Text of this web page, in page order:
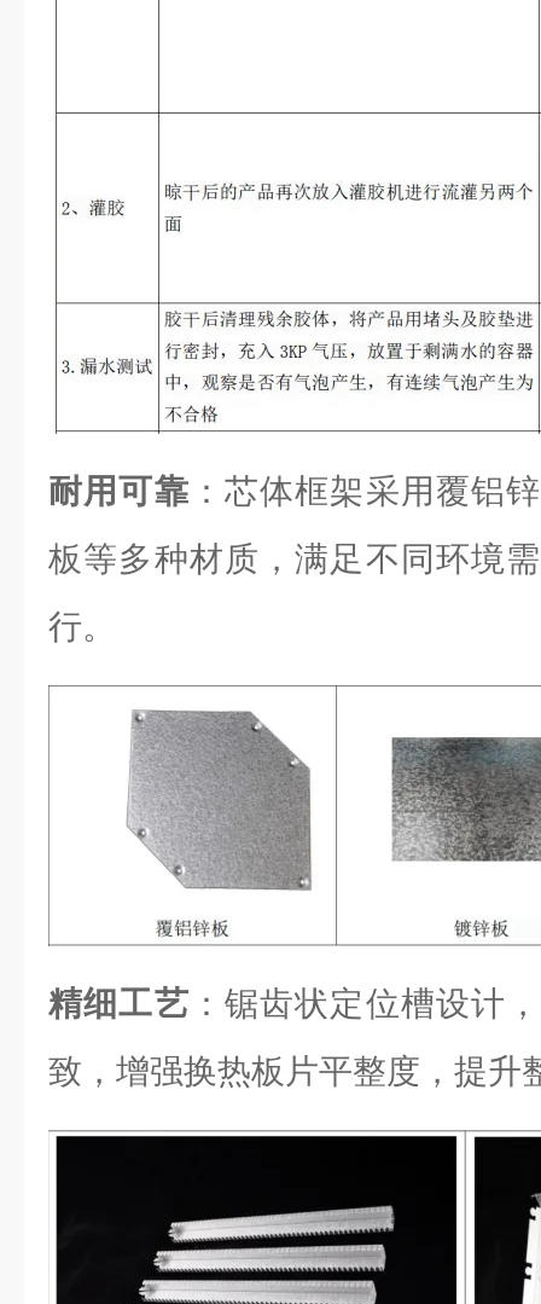
耐用可靠 ：芯体框架采用覆铝
板等多种材质，满足不同环境
行。
精细工艺 ：锯齿状定位槽设计
致，增强换热板片平整度，提升